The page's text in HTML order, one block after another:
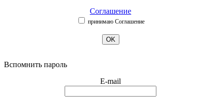
Соглашение
принимаю Соглашение
OK
Вспомнить пароль
E-mail